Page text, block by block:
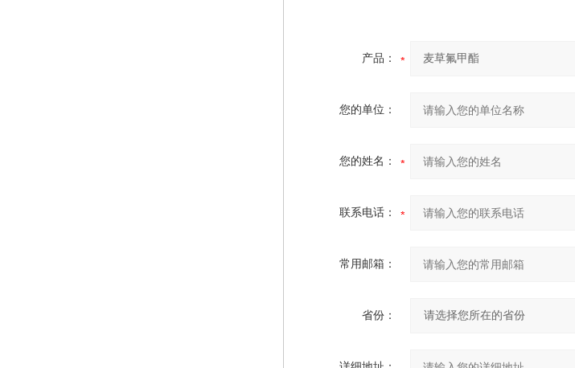
产品：
您的单位：
您的姓名：
联系电话：
常用邮箱：
省份：